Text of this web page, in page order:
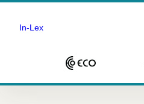
Saltar
In-Lex